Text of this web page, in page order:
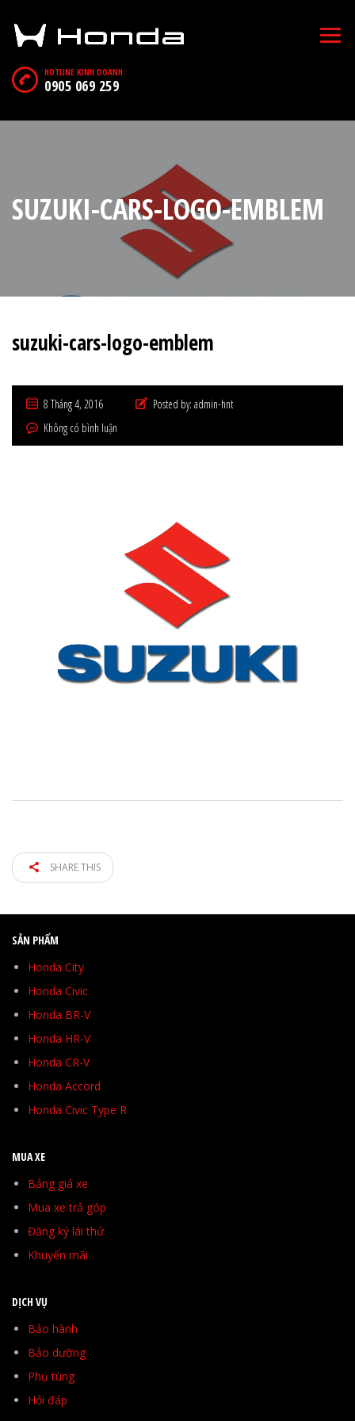
HOTLINE KINH DOANH:
0905 069 259
SUZUKI-CARS-LOGO-EMBLEM
suzuki-cars-logo-emblem
8 Tháng 4, 2016 Posted by: admin-hnt
Không có bình luận
SHARE THIS
SẢN PHẨM
Honda City
Honda Civic
Honda BR-V
Honda HR-V
Honda CR-V
Honda Accord
Honda Civic Type R
MUA XE
Bảng giá xe
Mua xe trả góp
Đăng ký lái thử
Khuyến mãi
DỊCH VỤ
Bảo hành
Bảo dưỡng
Phụ tùng
Hỏi đáp